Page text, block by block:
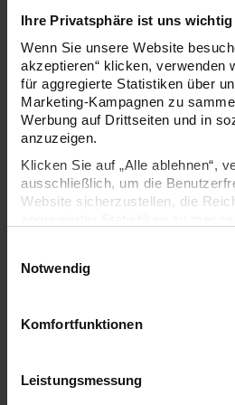
Ihre Privatsphäre ist uns wichtig
Wenn Sie unsere Website
akzeptieren“ klicken, verwenden
für aggregierte Statistiken über
Marketing-Kampagnen zu
Werbung auf Drittseiten und in
anzuzeigen.
Klicken Sie auf „Alle ablehnen“,
ausschließlich, um die
Website sicherzustellen, die
Ihre Einwilligung ist freiwillig und
Link „Cookie-Einstellungen“ im
verwendeten Technologien und
Daten finden Sie in unserer
Notwendig
Komfortfunktionen
Leistungsmessung
Hersteller:
Rico Design
Jerseystoff Happy Baby
Wolken rosa 145cm
21,99 €
Inhalt:
1,45 qm(15,17 € / 1 qm)
Rico
set
Stickpackung Sashiko Landschaft
Stickpackung Sashiko